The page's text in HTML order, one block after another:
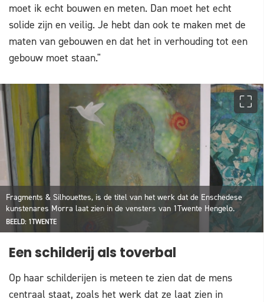
moet ik echt bouwen en meten. Dan moet het echt
solide zijn en veilig. Je hebt dan ook te maken met de
maten van gebouwen en dat het in verhouding tot een
gebouw moet staan."
Fragments & Silhouettes, is de titel van het werk dat de Enschedese
kunstenares Morra laat zien in de vensters van 1Twente Hengelo.
BEELD: 1TWENTE
Een schilderij als toverbal
Op haar schilderijen is meteen te zien dat de mens
centraal staat, zoals het werk dat ze laat zien in